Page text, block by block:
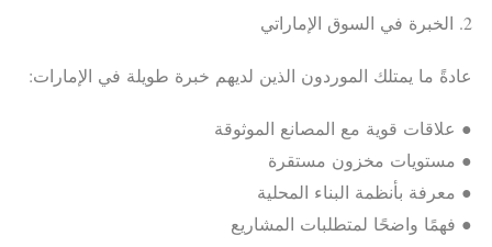
2. الخبرة في السوق الإماراتي
عادةً ما يمتلك الموردون الذين لديهم خبرة طويلة في الإمارات:
● علاقات قوية مع المصانع الموثوقة
● مستويات مخزون مستقرة
● معرفة بأنظمة البناء المحلية
● فهمًا واضحًا لمتطلبات المشاريع